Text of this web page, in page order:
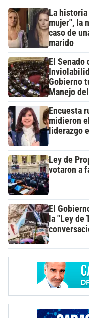
La
mujer", la
caso de
marido
El Senado
Gobierno
Manejo
Encuesta
midieron
liderazgo
Ley de
votaron a
El
la "Ley de